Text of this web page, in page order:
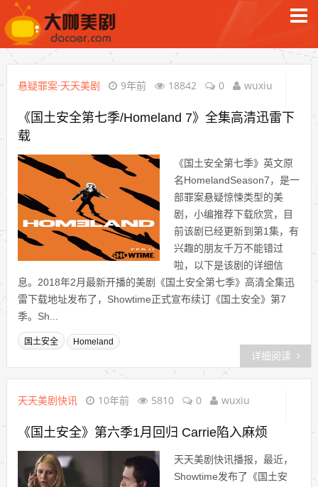
悬疑罪案·天天美剧 9年前 18842 0 wuxiu
《国土安全第七季/Homeland 7》全集高清迅雷下
载
《国土安全第七季》英文原
名HomelandSeason7，是一
部罪案悬疑惊悚类型的美
剧，小编推荐下载欣赏，目
前该剧已经更新到第1集，有
兴趣的朋友千万不能错过
啦，以下是该剧的详细信
息。2018年2月最新开播的美剧《国土安全第七季》高清全集迅
雷下载地址发布了，Showtime正式宣布续订《国土安全》第7
季。Sh...
国土安全 Homeland
详细阅读
天天美剧快讯 10年前 5810 0 wuxiu
《国土安全》第六季1月回归 Carrie陷入麻烦
天天美剧快讯播报，最近，
Showtime发布了《国土安